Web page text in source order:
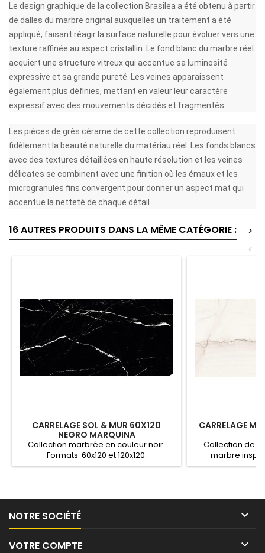
Le design graphique de la collection Brasilea a été obtenu à partir
de dalles du marbre original auxquelles un traitement a été
appliqué, faisant réagir la surface naturelle pour évoluer vers une
texture raffinée au aspect cristallin. Le fond blanc du marbre réel
acquiert une structure vitreux qui accentue sa luminosité
expressive et sa grande pureté. Les veines apparaissent
également plus définies, mettant en valeur leur caractère
expressif avec des mouvements décidés et fragmentés.
Les pièces de grès cérame de cette collection reproduisent
fidèlement la beauté naturelle du matériau réel. Les fonds blancs
avec des textures détaillées en haute résolution et les veines
délicates se combinent avec une finition où les émaux et les
microgranules fins convergent pour donner un aspect mat qui
accentue la netteté de chaque détail.
16 AUTRES PRODUITS DANS LA MÊME CATÉGORIE :
>
<
CARRELAGE SOL & MUR 60X120
NEGRO MARQUINA
Collection marbrée en couleur noir.
Formats: 60x120 et 120x120.
CARRELAGE
Collection de
marbre
sophistiquée
traversé par
Un marbre très
plus
NOTRE SOCIÉTÉ 
VOTRE COMPTE 